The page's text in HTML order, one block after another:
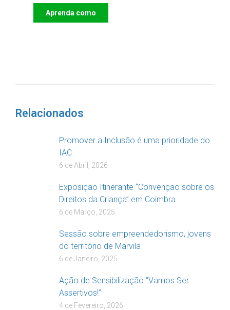
Aprenda como
Relacionados
Promover a Inclusão é uma prioridade do
IAC
6 de Abril, 2026
Exposição Itinerante “Convenção sobre os
Direitos da Criança” em Coimbra
6 de Março, 2025
Sessão sobre empreendedorismo, jovens
do território de Marvila
6 de Janeiro, 2025
Ação de Sensibilização “Vamos Ser
Assertivos!”
4 de Fevereiro, 2026